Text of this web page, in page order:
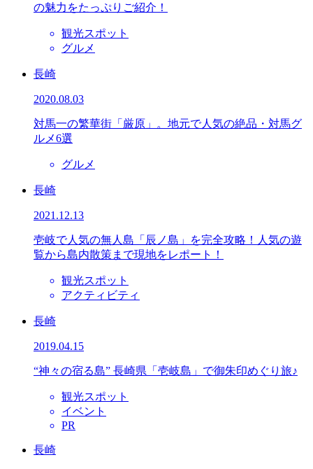
の魅力をたっぷりご紹介！
観光スポット
グルメ
長崎
2020.08.03
対馬一の繁華街「厳原」。地元で人気の絶品・対馬グ
ルメ6選
グルメ
長崎
2021.12.13
壱岐で人気の無人島「辰ノ島」を完全攻略！人気の遊
覧から島内散策まで現地をレポート！
観光スポット
アクティビティ
長崎
2019.04.15
“神々の宿る島” 長崎県「壱岐島」で御朱印めぐり旅♪
観光スポット
イベント
PR
長崎